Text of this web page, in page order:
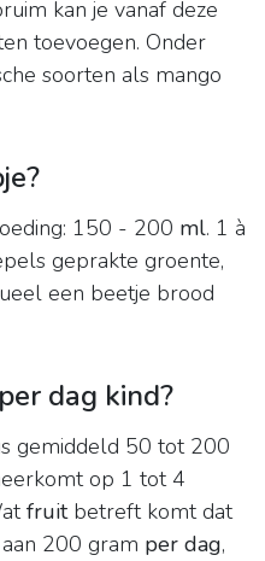
kan je vanaf deze
toevoegen. Onder
soorten als mango
150 - 200 ml. 1 à
geprakte groente,
een beetje brood
dag kind?
gemiddeld 50 tot 200
op 1 tot 4
fruitbetreft komt dat
200 gram per dag,